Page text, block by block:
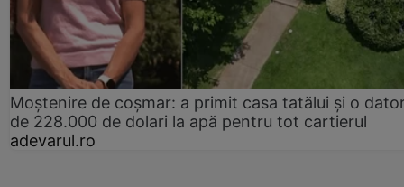
Moștenire de coșmar: a primit casa tatălui și o
de 228.000 de dolari la apă pentru tot cartierul
adevarul.ro